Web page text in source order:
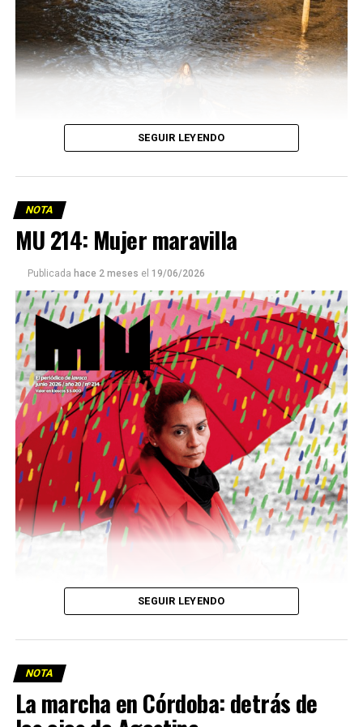
Este número 215 de MU ☝️viene con doble tapa, que
podría ser una frase:
Sin chamuyo, a remarla.
Descargar la Mu en PDF
SEGUIR LEYENDO
NOTA
MU 214: Mujer maravilla
Publicada hace 2 meses el 19/06/2026
SEGUIR LEYENDO
NOTA
La marcha en Córdoba: detrás de